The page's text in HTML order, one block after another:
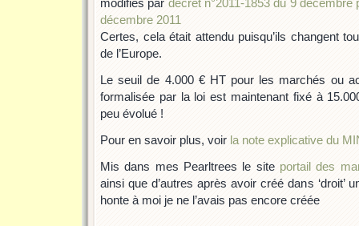
modifiés par décret n°2011-1853 du 9
décembre 2011
Certes, cela était attendu puisqu’ils changent
de l’Europe.
Le seuil de 4.000 € HT pour les marchés ou
formalisée par la loi est maintenant fixé à
peu évolué !
Pour en savoir plus, voir la note explicative du
Mis dans mes Pearltrees le site portail des
ainsi que d’autres après avoir créé dans ‘droit’
honte à moi je ne l’avais pas encore créée